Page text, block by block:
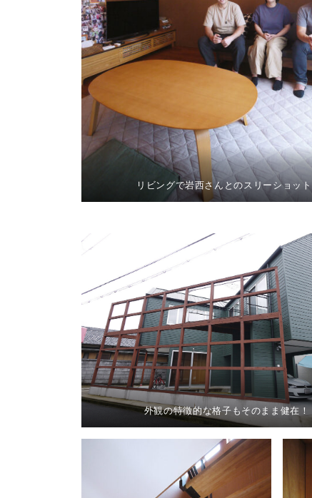
リビングで岩西さんとのスリーショット
外観の特徴的な格子もそのまま健在！